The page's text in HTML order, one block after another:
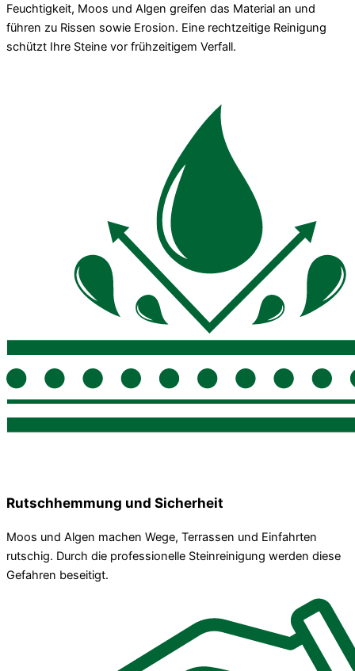
Feuchtigkeit, Moos und Algen greifen das Material an und
führen zu Rissen sowie Erosion. Eine rechtzeitige Reinigung
schützt Ihre Steine vor frühzeitigem Verfall.
Rutschhemmung und Sicherheit
Moos und Algen machen Wege, Terrassen und Einfahrten
rutschig. Durch die professionelle Steinreinigung werden diese
Gefahren beseitigt.